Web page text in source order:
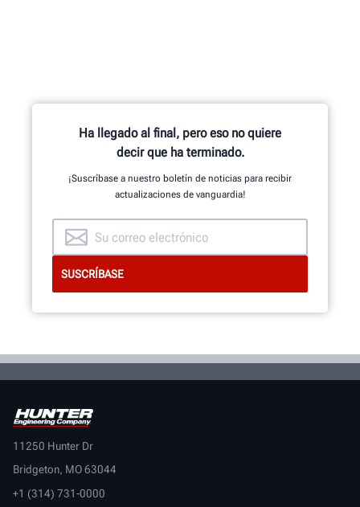
Ha llegado al final, pero eso no quiere
decir que ha terminado.
¡Suscríbase a nuestro boletín de noticias para recibir
actualizaciones de vanguardia!
11250 Hunter Dr
Bridgeton, MO 63044
+1 (314) 731-0000